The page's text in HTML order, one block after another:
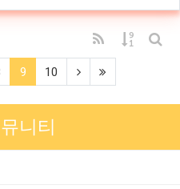
RSS
게시물
9(current)
10 (next)
니티